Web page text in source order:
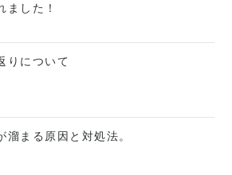
ました！
りについて
溜まる原因と対処法。